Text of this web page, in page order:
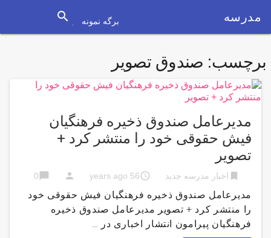
مدرسه برگه نمونه search
برچسب: صندوق تصویر
مدیرعامل صندوق ذخیره فرهنگیان
فیش حقوقی خود را منتشر کرد +
تصویر
bookmark اخبار مدرسه جدید access_time
56 years ago
person
chat_bubble
0
مدیرعامل صندوق ذخیره فرهنگیان فیش حقوقی خود
را منتشر کرد + تصویر مدیرعامل صندوق ذخیره
فرهنگیان پیرامون انتشار اخباری در …